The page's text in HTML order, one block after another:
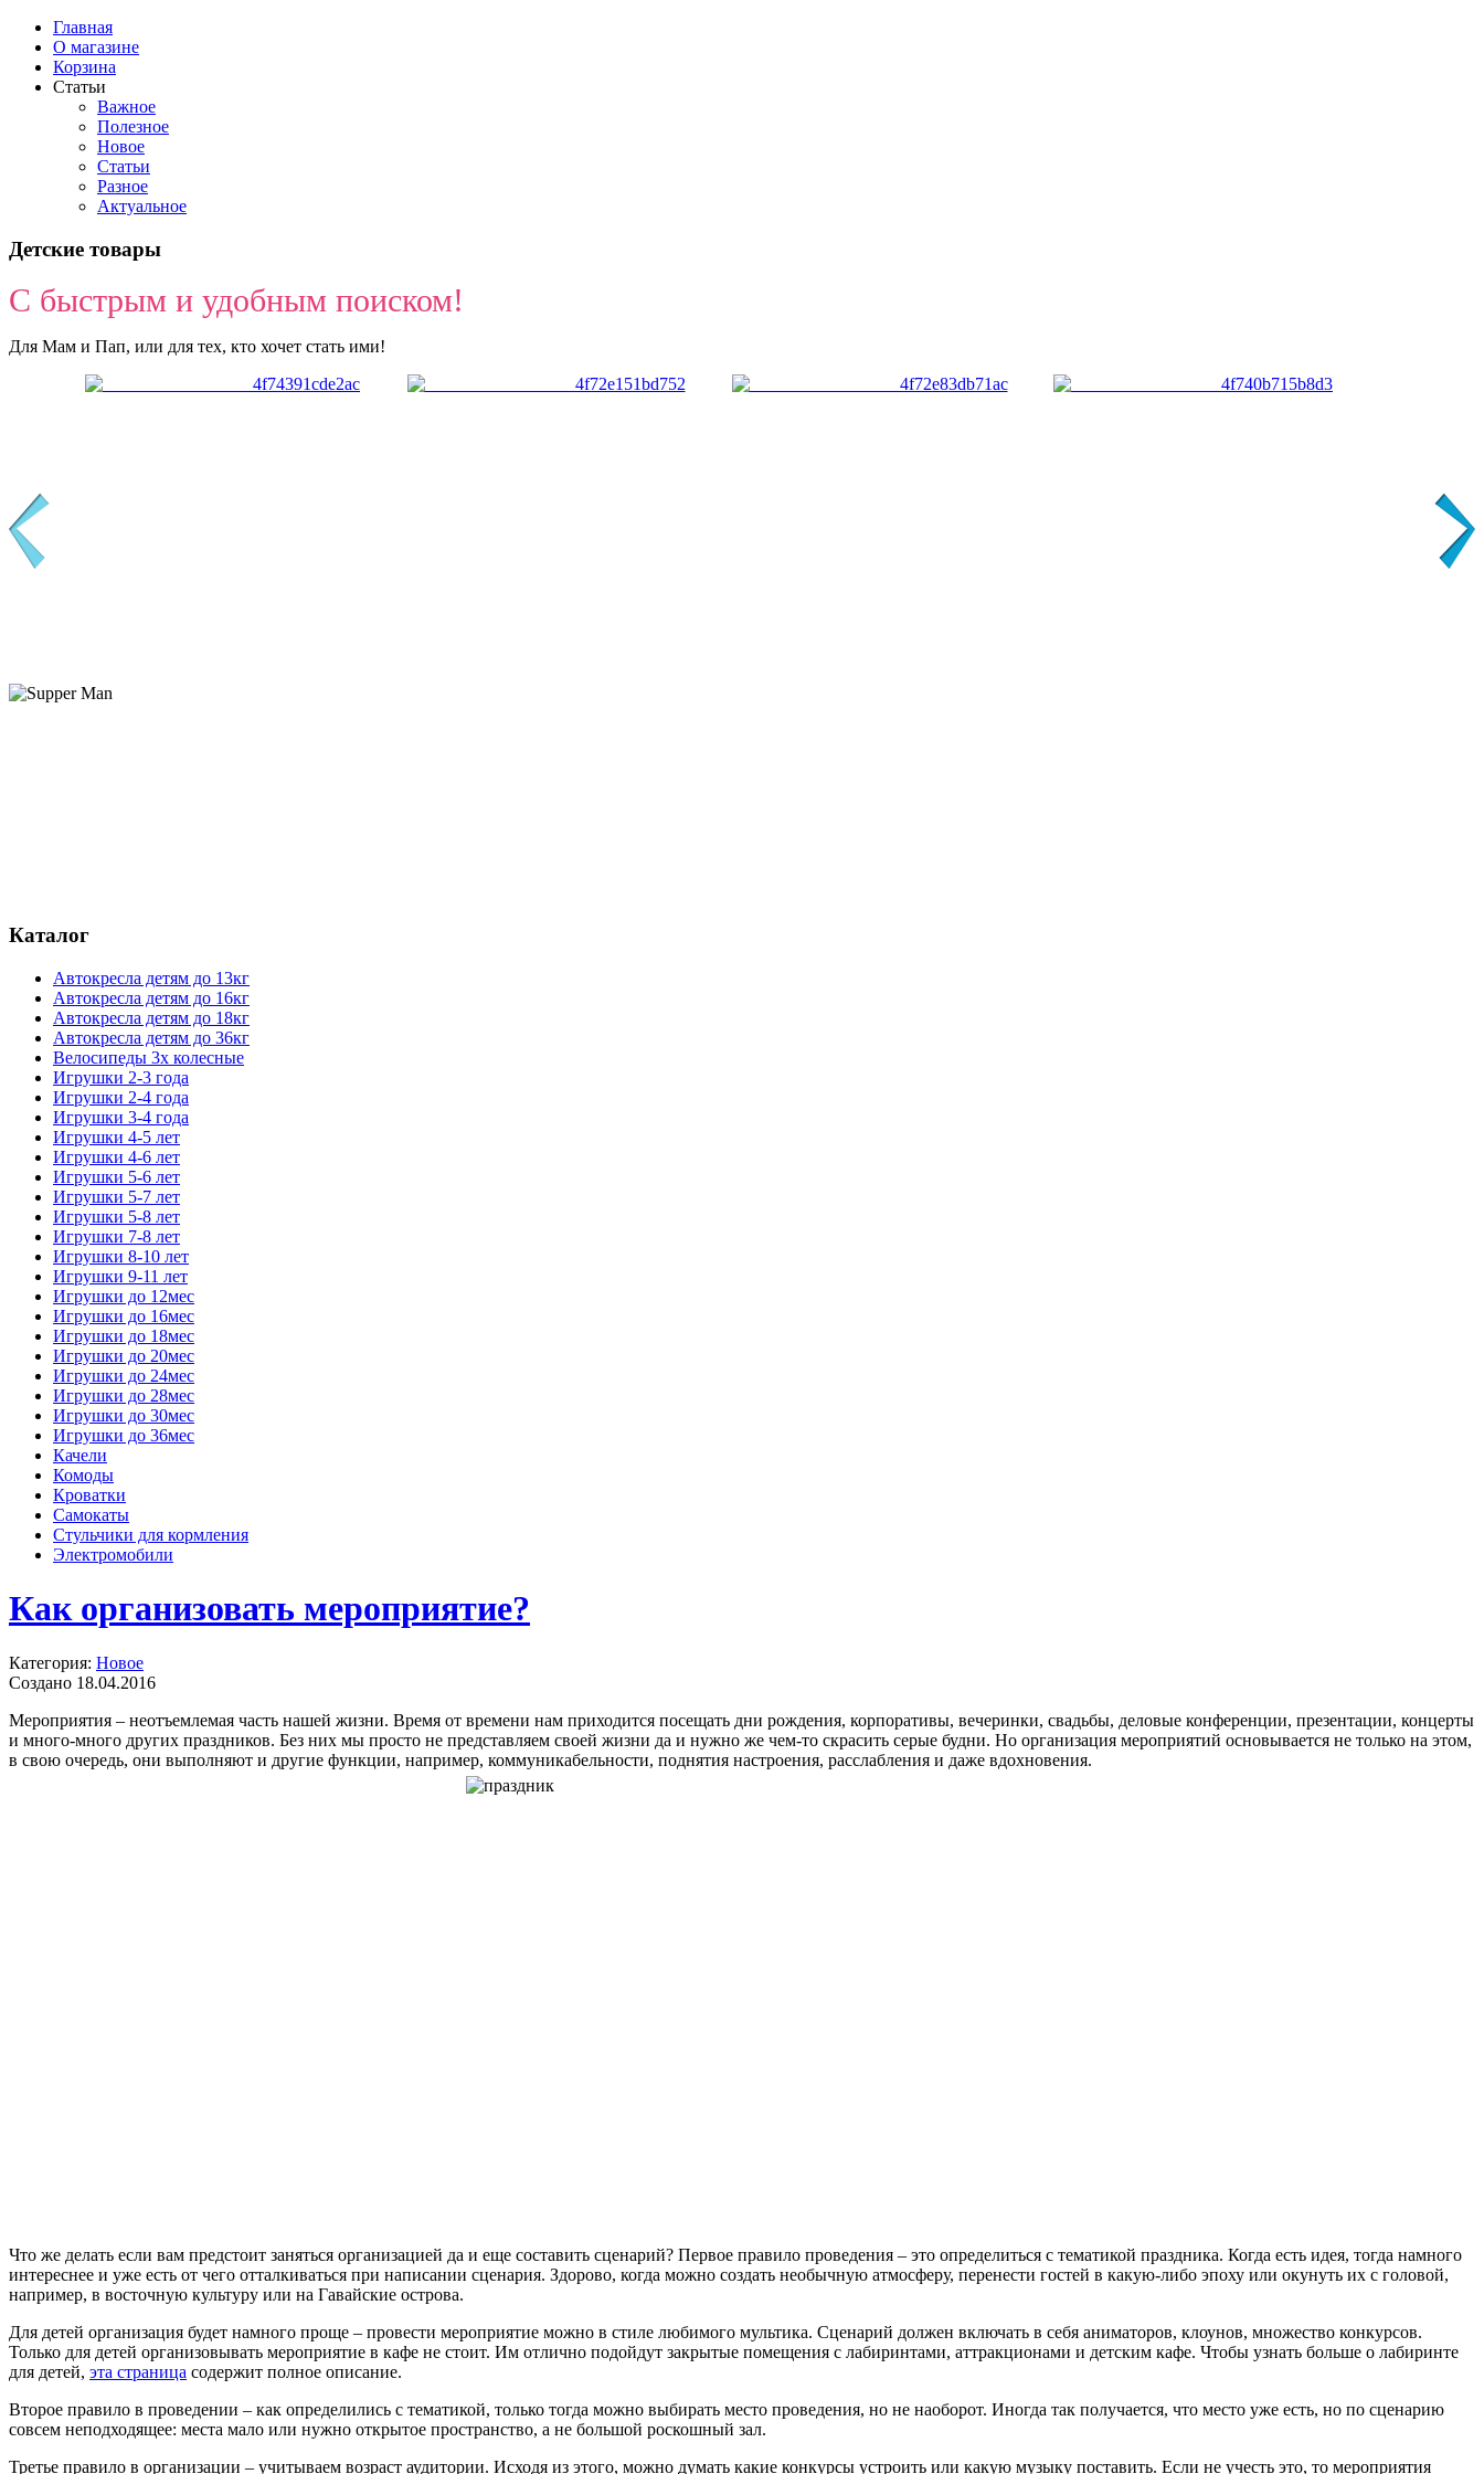
Главная
О магазине
Корзина
Статьи
Важное
Полезное
Новое
Статьи
Разное
Актуальное
Детские товары
С быстрым и удобным поиском!
Для Мам и Пап, или для тех, кто хочет стать ими!
Каталог
Автокресла детям до 13кг
Автокресла детям до 16кг
Автокресла детям до 18кг
Автокресла детям до 36кг
Велосипеды 3х колесные
Игрушки 2-3 года
Игрушки 2-4 года
Игрушки 3-4 года
Игрушки 4-5 лет
Игрушки 4-6 лет
Игрушки 5-6 лет
Игрушки 5-7 лет
Игрушки 5-8 лет
Игрушки 7-8 лет
Игрушки 8-10 лет
Игрушки 9-11 лет
Игрушки до 12мес
Игрушки до 16мес
Игрушки до 18мес
Игрушки до 20мес
Игрушки до 24мес
Игрушки до 28мес
Игрушки до 30мес
Игрушки до 36мес
Качели
Комоды
Кроватки
Самокаты
Стульчики для кормления
Электромобили
Как организовать мероприятие?
Категория: Новое
Создано 18.04.2016
Мероприятия – неотъемлемая часть нашей жизни. Время от времени нам приходится посещать дни рождения, корпоративы, вечеринки, свадьбы, деловые конференции, презентации, концерты
и много-много других праздников. Без них мы просто не представляем своей жизни да и нужно же чем-то скрасить серые будни. Но организация мероприятий основывается не только на этом,
в свою очередь, они выполняют и другие функции, например, коммуникабельности, поднятия настроения, расслабления и даже вдохновения.
Что же делать если вам предстоит заняться организацией да и еще составить сценарий? Первое правило проведения – это определиться с тематикой праздника. Когда есть идея, тогда намного
интереснее и уже есть от чего отталкиваться при написании сценария. Здорово, когда можно создать необычную атмосферу, перенести гостей в какую-либо эпоху или окунуть их с головой,
например, в восточную культуру или на Гавайские острова.
Для детей организация будет намного проще – провести мероприятие можно в стиле любимого мультика. Сценарий должен включать в себя аниматоров, клоунов, множество конкурсов.
Только для детей организовывать мероприятие в кафе не стоит. Им отлично подойдут закрытые помещения с лабиринтами, аттракционами и детским кафе. Чтобы узнать больше о лабиринте
для детей, эта страница содержит полное описание.
Второе правило в проведении – как определились с тематикой, только тогда можно выбирать место проведения, но не наоборот. Иногда так получается, что место уже есть, но по сценарию
совсем неподходящее: места мало или нужно открытое пространство, а не большой роскошный зал.
Третье правило в организации – учитываем возраст аудитории. Исходя из этого, можно думать какие конкурсы устроить или какую музыку поставить. Если не учесть это, то мероприятия